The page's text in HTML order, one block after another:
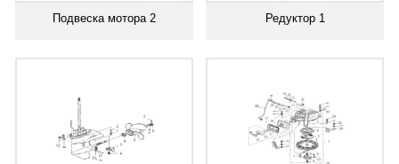
Подвеска мотора 2 Редуктор 1